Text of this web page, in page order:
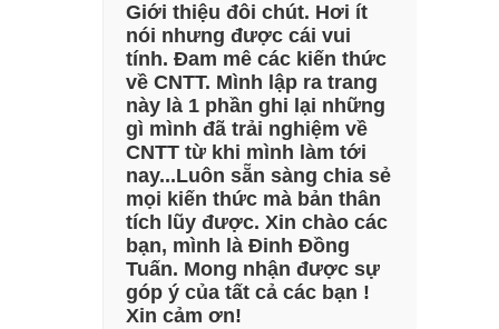
Giới thiệu đôi chút. Hơi ít
nói nhưng được cái vui
tính. Đam mê các kiến thức
về CNTT. Mình lập ra trang
này là 1 phần ghi lại những
gì mình đã trải nghiệm về
CNTT từ khi mình làm tới
nay...Luôn sẵn sàng chia sẻ
mọi kiến thức mà bản thân
tích lũy được. Xin chào các
bạn, mình là Đinh Đồng
Tuấn. Mong nhận được sự
góp ý của tất cả các bạn !
Xin cảm ơn!